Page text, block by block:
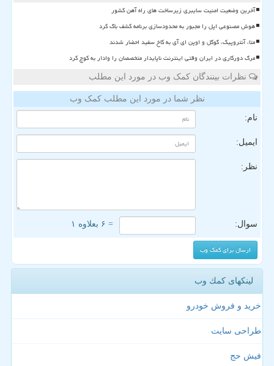
آخرین وضعیت امنیت سایبری زیرساخت های راه آهن کشور
هوش مصنوعی اپل را مجبور به محدودسازی برنامه کشف باگ کرد
متا، آنتروپیک، گوگل و اوپن ای آی به کاخ سفید احضار شدند
مرگ دورکاری در ایران وقتی اینترنت ناپایدار متخصصان را وادار به کوچ کرد
نظرات بینندگان کمک وب در مورد این مطلب
نظر شما در مورد این مطلب کمک وب
نام:
ایمیل:
نظر:
سوال: = ۶ بعلاوه ۱
لینکهای كمك وب
خرید و فروش خودرو
طراحی سایت
فیش حج